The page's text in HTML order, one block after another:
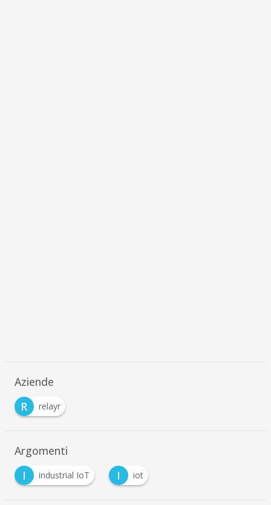
Aziende
R
relayr
Argomenti
I
industrial IoT I iot